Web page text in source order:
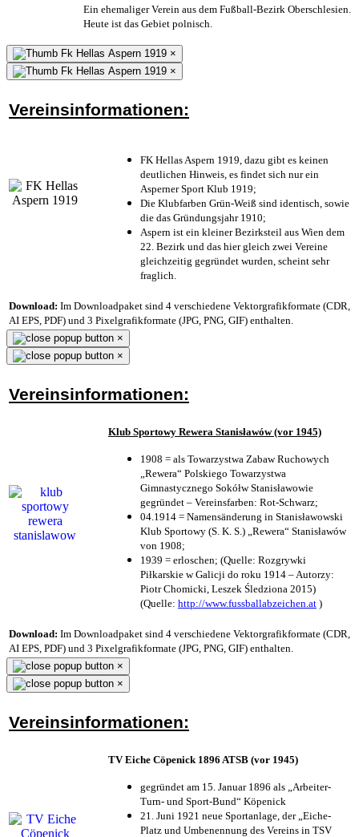
Ein ehemaliger Verein aus dem Fußball-Bezirk Oberschlesien.
Heute ist das Gebiet polnisch.
×
×
Vereinsinformationen:
FK Hellas Aspern 1919, dazu gibt es keinen
deutlichen Hinweis, es findet sich nur ein
Asperner Sport Klub 1919;
Die Klubfarben Grün-Weiß sind identisch, sowie
die das Gründungsjahr 1910;
Aspern ist ein kleiner Bezirksteil aus Wien dem
22. Bezirk und das hier gleich zwei Vereine
gleichzeitig gegründet wurden, scheint sehr
fraglich.
Download: Im Downloadpaket sind 4 verschiedene Vektorgrafikformate (CDR,
AI EPS, PDF) und 3 Pixelgrafikformate (JPG, PNG, GIF) enthalten.
×
×
Vereinsinformationen:
Klub Sportowy Rewera Stanisławów (vor 1945)
1908 = als Towarzystwa Zabaw Ruchowych
„Rewera“ Polskiego Towarzystwa
Gimnastycznego Sokółw Stanisławowie
gegründet – Vereinsfarben: Rot-Schwarz;
04.1914 = Namensänderung in Stanisławowski
Klub Sportowy (S. K. S.) „Rewera“ Stanisławów
von 1908;
1939 = erloschen; (Quelle: Rozgrywki
Piłkarskie w Galicji do roku 1914 – Autorzy:
Piotr Chomicki, Leszek Śledziona 2015)
(Quelle: http://www.fussballabzeichen.at )
Download: Im Downloadpaket sind 4 verschiedene Vektorgrafikformate (CDR,
AI EPS, PDF) und 3 Pixelgrafikformate (JPG, PNG, GIF) enthalten.
×
×
Vereinsinformationen:
TV Eiche Cöpenick 1896 ATSB (vor 1945)
gegründet am 15. Januar 1896 als „Arbeiter-
Turn- und Sport-Bund“ Köpenick
21. Juni 1921 neue Sportanlage, der „Eiche-
Platz und Umbenennung des Vereins in TSV